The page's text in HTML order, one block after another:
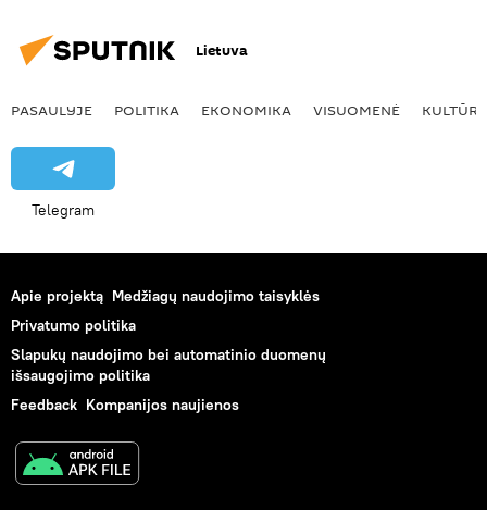
Lietuva
PASAULYJE POLITIKA EKONOMIKA VISUOMENĖ KULTŪRA
Telegram
Apie projektą Medžiagų naudojimo taisyklės
Privatumo politika
Slapukų naudojimo bei automatinio duomenų
išsaugojimo politika
Feedback Kompanijos naujienos